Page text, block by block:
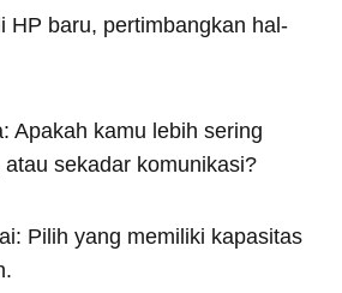
HP baru, pertimbangkan hal-
Apakah kamu lebih sering
sekadar komunikasi?
Pilih yang memiliki kapasitas